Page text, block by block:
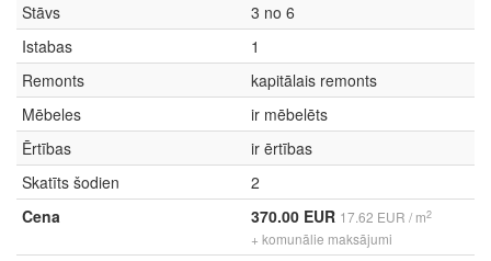
Stāvs
3 no 6
Istabas
1
Remonts
kapitālais remonts
Mēbeles
ir mēbelēts
Ērtības
ir ērtības
Skatīts šodien
2
Cena
370.00 EUR 17.62 EUR / m2
+ komunālie maksājumi